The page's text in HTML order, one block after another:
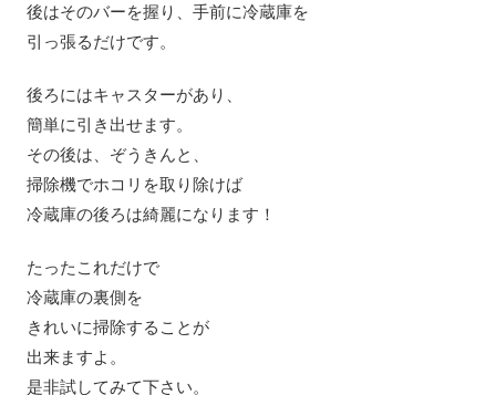
後はそのバーを握り、手前に冷蔵庫を
引っ張るだけです。
後ろにはキャスターがあり、
簡単に引き出せます。
その後は、ぞうきんと、
掃除機でホコリを取り除けば
冷蔵庫の後ろは綺麗になります！
たったこれだけで
冷蔵庫の裏側を
きれいに掃除することが
出来ますよ。
是非試してみて下さい。